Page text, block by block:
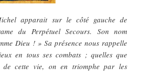
apparait sur le côté gauche de
du Perpétuel Secours. Son nom
Dieu ! » Sa présence nous rappelle
en tous ses combats ; quelles que
de cette vie, on en triomphe par les